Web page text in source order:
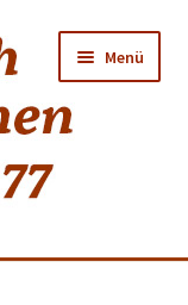
Menü